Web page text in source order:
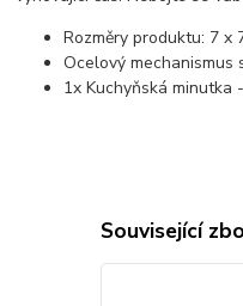
Rozměry produktu: 7 x
Ocelový mechanismus
1x Kuchyňská minutka
Související